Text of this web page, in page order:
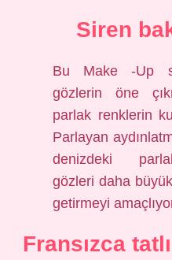
Siren
Bu Make -Up
gözlerin öne
parlak renklerin
Parlayan
denizdeki
gözleri daha
getirmeyi
Fransızca